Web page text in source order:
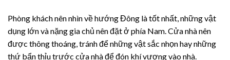
Phòng khách nên nhìn về hướng Đông là tốt nhất, những vật
dụng lớn và nặng gia chủ nên đặt ở phía Nam. Cửa nhà nên
được thông thoáng, tránh để những vật sắc nhọn hay những
thứ bẩn thỉu trước cửa nhà để đón khí vượng vào nhà.